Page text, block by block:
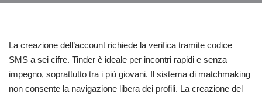
La creazione dell’account richiede la verifica tramite codice
SMS a sei cifre. Tinder è ideale per incontri rapidi e senza
impegno, soprattutto tra i più giovani. Il sistema di matchmaking
non consente la navigazione libera dei profili. La creazione del